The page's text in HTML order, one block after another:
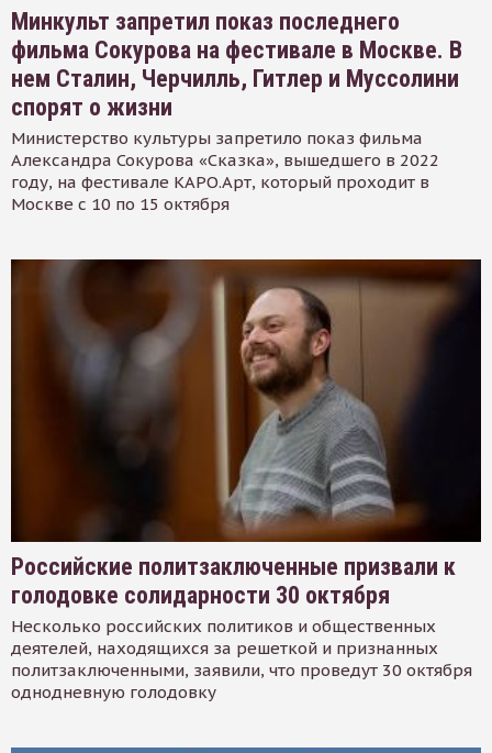
Минкульт запретил показ последнего
фильма Сокурова на фестивале в Москве. В
нем Сталин, Черчилль, Гитлер и Муссолини
спорят о жизни
Министерство культуры запретило показ фильма
Александра Сокурова «Сказка», вышедшего в 2022
году, на фестивале КАРО.Арт, который проходит в
Москве с 10 по 15 октября
Российские политзаключенные призвали к
голодовке солидарности 30 октября
Несколько российских политиков и общественных
деятелей, находящихся за решеткой и признанных
политзаключенными, заявили, что проведут 30 октября
однодневную голодовку